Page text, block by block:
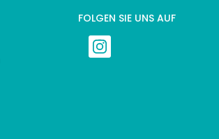
FOLGEN SIE UNS AUF